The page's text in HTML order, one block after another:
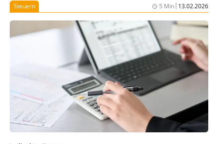
warum eine klare Dokumentation entscheidend ist.
Steuern 5 Min| 13.02.2026